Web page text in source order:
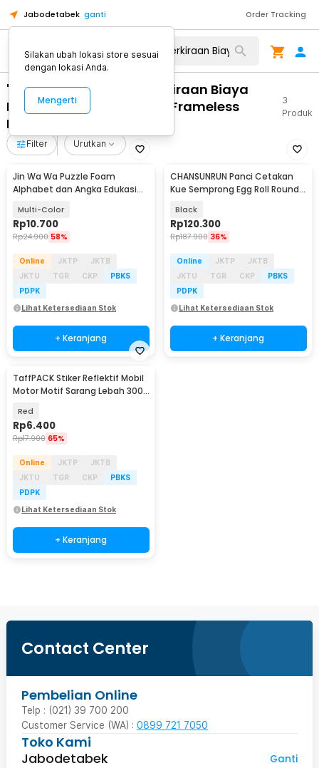
Jabodetabek ganti Order Tracking
"WA 0859 3970 0884 Perkiraan Biaya
Pasang Pintu Kaca Lipat Frameless
Bawen Kab Semarang"
3
Produk
Filter Urutkan
Jin Wa Wa Puzzle Foam
Alphabet dan Angka Edukasi
Multi-Color
Rp10.700
Rp24.900 58%
Online JKTP
JKTB
JKTU
TGR CKP
PBKS
PDPK
Lihat Ketersediaan Stok
+ Keranjang
CHANSUNRUN Panci Cetakan
Kue Semprong Egg Roll Round
Black
Rp120.300
Rp187.900 36%
Online JKTP
JKTB
JKTU
TGR CKP
PBKS
PDPK
Lihat Ketersediaan Stok
+ Keranjang
TaffPACK Stiker Reflektif Mobil
Motor Motif Sarang Lebah 300 x
Red
Rp6.400
Rp17.900 65%
Online JKTP
JKTB
JKTU
TGR CKP
PBKS
PDPK
Lihat Ketersediaan Stok
+ Keranjang
Contact Center
Pembelian Online
Telp : (021) 39 700 200
Customer Service (WA) : 0899 721 7050
Toko Kami
Jabodetabek
Ganti
Silakan ubah lokasi store sesuai
dengan lokasi Anda.
Mengerti